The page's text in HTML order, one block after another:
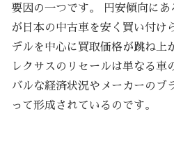
要因の一つです。 円安傾向に
が日本の中古車を安く買い付け
デルを中心に買取価格が跳ね上
レクサスのリセールは単なる車
バルな経済状況やメーカーのブ
って形成されているのです。